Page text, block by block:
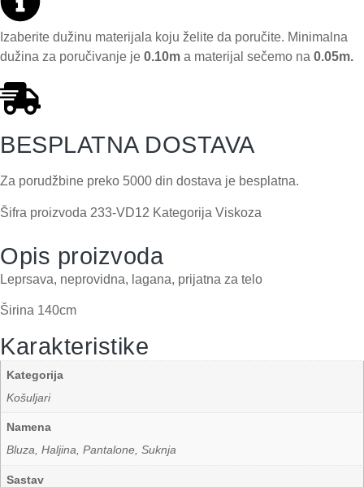
Izaberite dužinu materijala koju želite da poručite. Minimalna
dužina za poručivanje je 0.10m a materijal sečemo na 0.05m.
BESPLATNA DOSTAVA
Za porudžbine preko 5000 din dostava je besplatna.
Šifra proizvoda 233-VD12 Kategorija Viskoza
Opis proizvoda
Leprsava, neprovidna, lagana, prijatna za telo
Širina 140cm
Karakteristike
Kategorija
Košuljari
Namena
Bluza, Haljina, Pantalone, Suknja
Sastav